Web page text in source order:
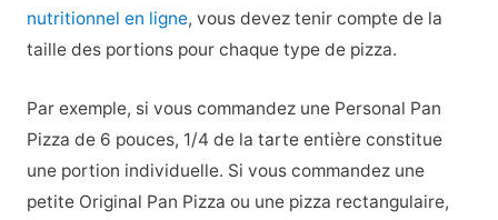
nutritionnel en ligne, vous devez tenir compte de la
taille des portions pour chaque type de pizza.
Par exemple, si vous commandez une Personal Pan
Pizza de 6 pouces, 1/4 de la tarte entière constitue
une portion individuelle. Si vous commandez une
petite Original Pan Pizza ou une pizza rectangulaire,